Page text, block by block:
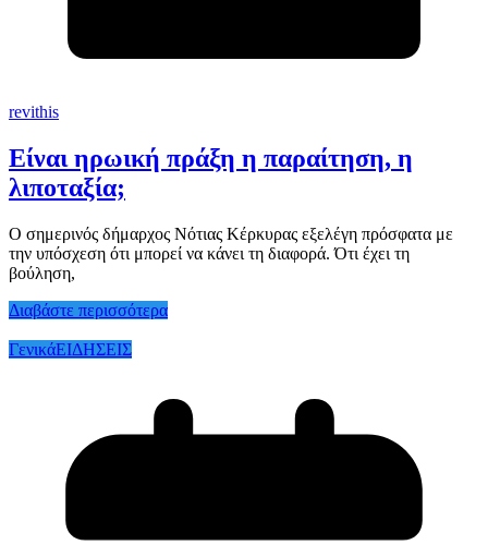
revithis
Είναι ηρωική πράξη η παραίτηση, η
λιποταξία;
Ο σημερινός δήμαρχος Νότιας Κέρκυρας εξελέγη πρόσφατα με
την υπόσχεση ότι μπορεί να κάνει τη διαφορά. Ότι έχει τη
βούληση,
Διαβάστε περισσότερα
ΓενικάΕΙΔΗΣΕΙΣ